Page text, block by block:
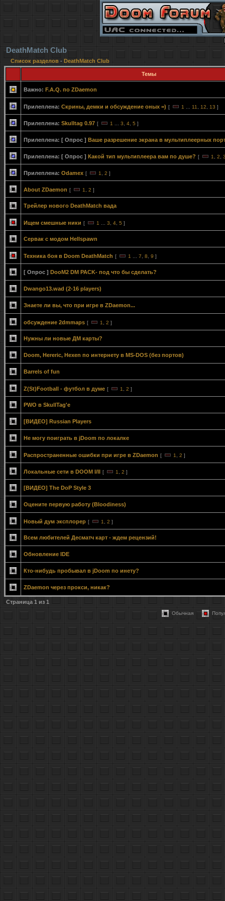
DeathMatch Club
Список разделов - DeathMatch Club
Темы
Важно: F.A.Q. по ZDaemon
Прилеплена: Скрины, демки и обсуждение оных =) [ 1 11 12 13 ]
Прилеплена: Skulltag 0.97 [ 1 3 4 5 ]
Прилеплена: [ Опрос ] Ваше разрешение экрана в мультиплеерных
Прилеплена: [ Опрос ] Какой тип мультиплеера вам по душе? [ 1 2
Прилеплена: Odamex [ 1 2 ]
About ZDaemon [ 1 2 ]
Трейлер нового DeathMatch вада
Ищем смешные ники [ 1 3 4 5 ]
Сервак с модом Hellspawn
Техника боя в Doom DeathMatch [ 1 7 8 9 ]
[ Опрос ] DooM2 DM PACK- под что бы сделать?
Dwango13.wad (2-16 players)
Знаете ли вы, что при игре в ZDaemon...
обсуждение 2dmmaps [ 1 2 ]
Нужны ли новые ДМ карты?
Doom, Hereric, Hexen по интернету в MS-DOS (без портов)
Barrels of fun
Z(St)Football - футбол в думе [ 1 2 ]
PWO в SkullTag'е
[ВИДЕО] Russian Players
Не могу поиграть в jDoom по локалке
Распространенные ошибки при игре в ZDaemon [ 1 2 ]
Локальные сети в DOOM I/II [ 1 2 ]
[ВИДЕО] The DoP Style 3
Оцените первую работу (Bloodiness)
Новый дум эксплорер [ 1 2 ]
Всем любителей Десматч карт - ждем рецензий!
Обновление IDE
Кто-нибудь пробывал в jDoom по инету?
ZDaemon через прокси, никак?
Страница 1из 1
Обычная